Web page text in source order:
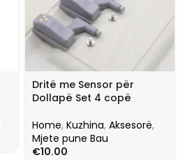
Dritë me Sensor për
Dollapë Set 4 copë
Home, Kuzhina, Aksesorë,
Mjete pune Bau
€10.00